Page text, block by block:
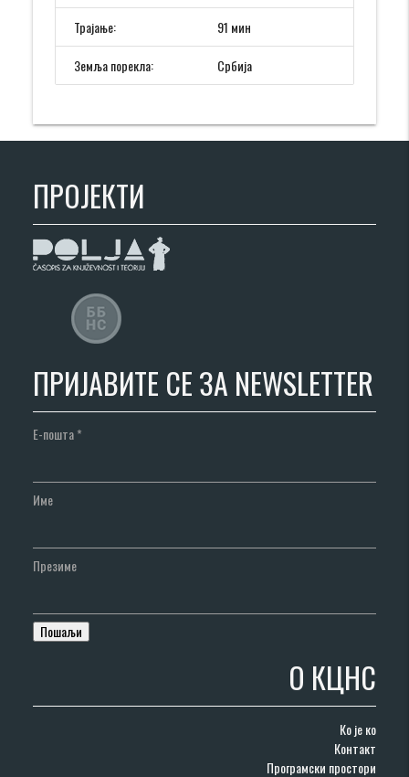
Трајање:
91 мин
Земља порекла:
Србија
ПРОЈЕКТИ
ПРИЈАВИТЕ СЕ ЗА NEWSLETTER
Е-пошта*
Име
Презиме
О КЦНС
Ко је ко
Контакт
Програмски простори